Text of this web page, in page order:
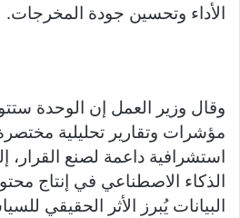
الأداء وتحسين جودة المخرجات.
وقال وزير العمل إن الوحدة
مؤشرات وتقارير تحليلية
استشرافية داعمة لصنع
الذكاء الاصطناعي في إنتاج
البيانات يُبرز الأثر الحقيقي